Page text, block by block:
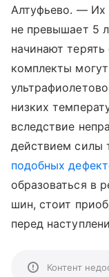
Алтуфьево. — Их
не превышает 5
начинают
комплекты
низких
вследствие
действием силы
подобных
образоваться в
шин, стоит
перед
Контент